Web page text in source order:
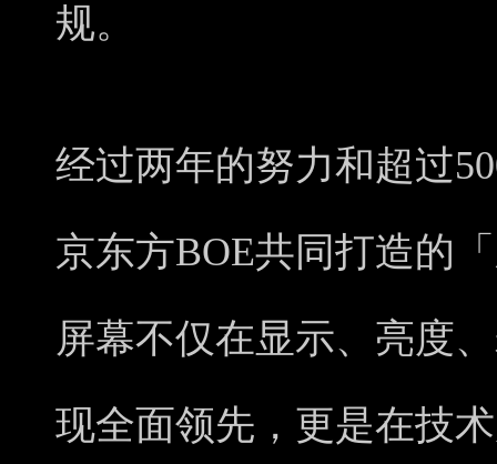
规。
经过两年的努力和超过
京东方BOE共同打造的
屏幕不仅在显示、亮度
现全面领先，更是在技